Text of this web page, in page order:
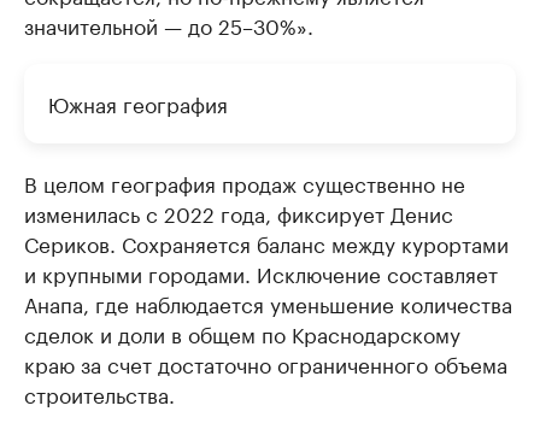
значительной — до 25–30%».
Южная география
В целом география продаж существенно не
изменилась с 2022 года, фиксирует Денис
Сериков. Сохраняется баланс между курортами
и крупными городами. Исключение составляет
Анапа, где наблюдается уменьшение количества
сделок и доли в общем по Краснодарскому
краю за счет достаточно ограниченного объема
строительства.